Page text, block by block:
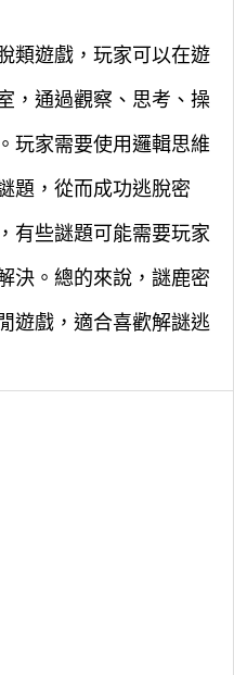
類遊戲，玩家可以在遊
，通過觀察、思考、操
玩家需要使用邏輯思維
題，從而成功逃脫密
有些謎題可能需要玩家
決。總的來說，謎鹿密
遊戲，適合喜歡解謎逃